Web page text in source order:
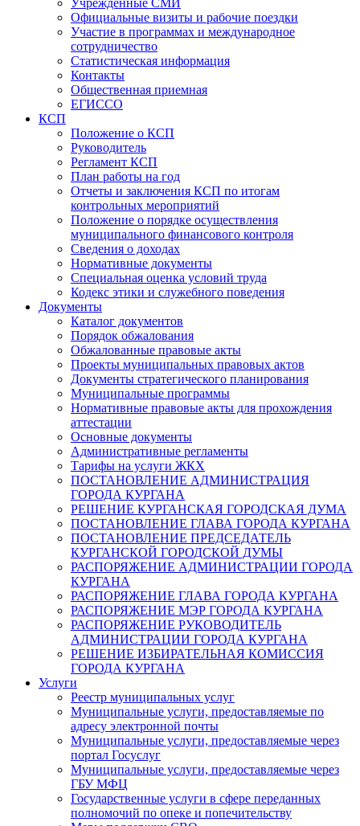
Учрежденные СМИ
Официальные визиты и рабочие поездки
Участие в программах и международное
сотрудничество
Статистическая информация
Контакты
Общественная приемная
ЕГИССО
КСП
Положение о КСП
Руководитель
Регламент КСП
План работы на год
Отчеты и заключения КСП по итогам
контрольных мероприятий
Положение о порядке осуществления
муниципального финансового контроля
Сведения о доходах
Нормативные документы
Специальная оценка условий труда
Кодекс этики и служебного поведения
Документы
Каталог документов
Порядок обжалования
Обжалованные правовые акты
Проекты муниципальных правовых актов
Документы стратегического планирования
Муниципальные программы
Нормативные правовые акты для прохождения
аттестации
Основные документы
Административные регламенты
Тарифы на услуги ЖКХ
ПОСТАНОВЛЕНИЕ АДМИНИСТРАЦИЯ
ГОРОДА КУРГАНА
РЕШЕНИЕ КУРГАНСКАЯ ГОРОДСКАЯ ДУМА
ПОСТАНОВЛЕНИЕ ГЛАВА ГОРОДА КУРГАНА
ПОСТАНОВЛЕНИЕ ПРЕДСЕДАТЕЛЬ
КУРГАНСКОЙ ГОРОДСКОЙ ДУМЫ
РАСПОРЯЖЕНИЕ АДМИНИСТРАЦИИ ГОРОДА
КУРГАНА
РАСПОРЯЖЕНИЕ ГЛАВА ГОРОДА КУРГАНА
РАСПОРЯЖЕНИЕ МЭР ГОРОДА КУРГАНА
РАСПОРЯЖЕНИЕ РУКОВОДИТЕЛЬ
АДМИНИСТРАЦИИ ГОРОДА КУРГАНА
РЕШЕНИЕ ИЗБИРАТЕЛЬНАЯ КОМИССИЯ
ГОРОДА КУРГАНА
Услуги
Реестр муниципальных услуг
Муниципальные услуги, предоставляемые по
адресу электронной почты
Муниципальные услуги, предоставляемые через
портал Госуслуг
Муниципальные услуги, предоставляемые через
ГБУ МФЦ
Государственные услуги в сфере переданных
полномочий по опеке и попечительству